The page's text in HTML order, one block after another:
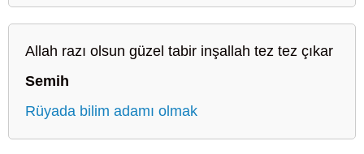
Allah razı olsun güzel tabir inşallah tez tez çıkar
Semih
Rüyada bilim adamı olmak